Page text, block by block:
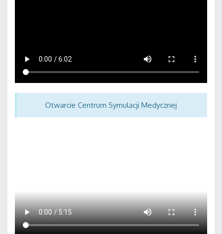
Otwarcie Centrum Symulacji Medycznej